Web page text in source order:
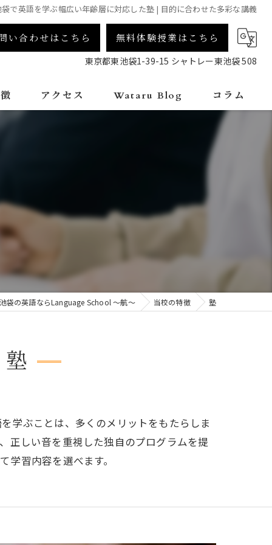
で英語を学ぶ幅広い年齢層に対応した塾 | 目的に合わせた多彩な講義
い合わせはこちら
無料体験授業はこちら
東京都東池袋1-39-15 シャトレー東池袋 508
アクセス Wataru Blog コラム
袋の英語ならLanguage School ～航～ 当校の特徴 塾
学ぶことは、多くのメリットをもたらしま
正しい音を重視した独自のプログラムを提
習内容を選べます。